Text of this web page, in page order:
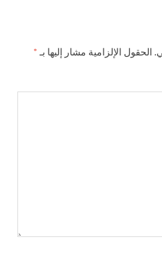
الحقول الإلزامية مشار إليها بـ *